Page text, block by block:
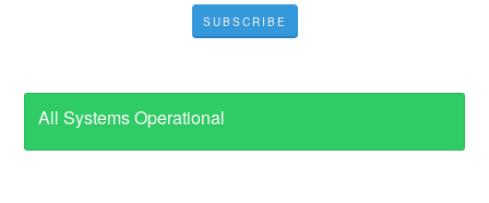
SUBSCRIBE
All Systems Operational